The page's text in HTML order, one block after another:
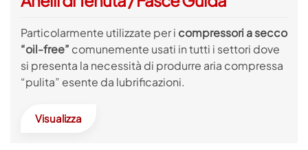
Particolarmente utilizzate per i compressori a secco
“oil-free” comunemente usati in tutti i settori dove
si presenta la necessità di produrre aria compressa
“pulita” esente da lubrificazioni.
Visualizza